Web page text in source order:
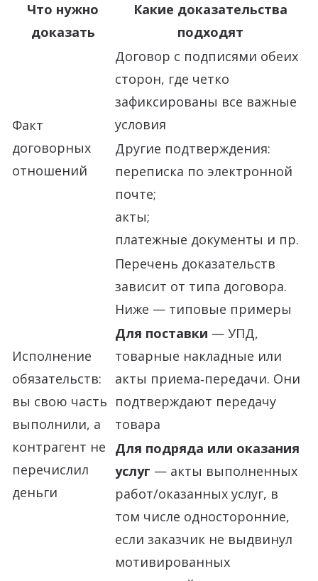
Что нужно
доказать
Какие доказательства
подходят
Факт
договорных
отношений
Договор с подписями обеих
сторон, где четко
зафиксированы все важные
условия
Другие подтверждения:
переписка по электронной
почте;
акты;
платежные документы и пр.
Исполнение
обязательств:
вы свою часть
выполнили, а
контрагент не
перечислил
деньги
Перечень доказательств
зависит от типа договора.
Ниже — типовые примеры
Для поставки — УПД,
товарные накладные или
акты приема‑передачи. Они
подтверждают передачу
товара
Для подряда или оказания
услуг — акты выполненных
работ/оказанных услуг, в
том числе односторонние,
если заказчик не выдвинул
мотивированных